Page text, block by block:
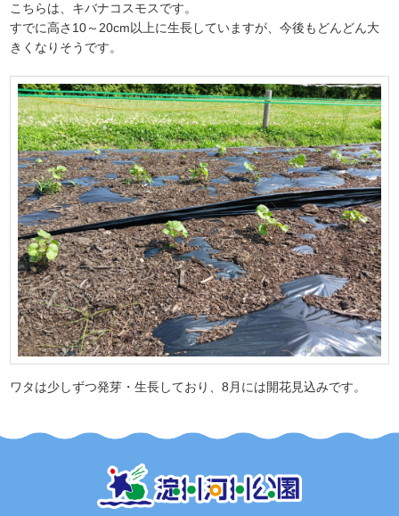
こちらは、キバナコスモスです。
すでに高さ10～20cm以上に生長していますが、今後もどんどん大
きくなりそうです。
ワタは少しずつ発芽・生長しており、8月には開花見込みです。